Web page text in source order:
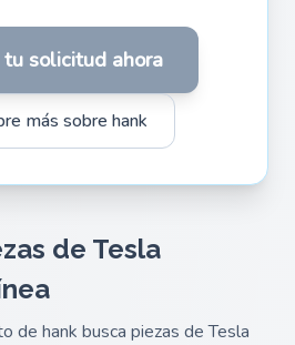
tu solicitud ahora
más sobre hank
de Tesla
de hank busca piezas de Tesla